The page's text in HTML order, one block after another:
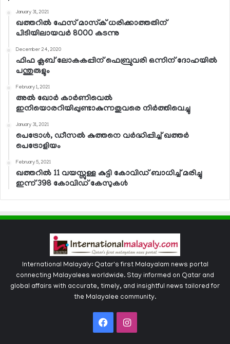
January 31, 2021
ഖത്തറില്‍ ഫേസ് മാസ്‌ക് ധരിക്കാത്തതിന്
പിടിയിലായവര്‍ 8000 കടന്നു
December 24, 2020
ഫിഫ ക്ലബ് ലോകകപ്പിന് ഫെബ്രുവരി ഒന്നിന് ദോഹയില്‍
പന്തുരുളും
February 1, 2021
അല്‍ ഖോര്‍ കാര്‍ണിവെല്‍
ഇനിയൊരറിയിപ്പുണ്ടാകുന്നതുവരെ നിര്‍ത്തിവെച്ചു
January 31, 2021
പെട്രോള്‍, ഡീസല്‍ കുത്തനെ വര്‍ദ്ധിപ്പിച്ച് ഖത്തര്‍
പെട്രോളിയം
February 5, 2021
ഖത്തറില്‍ 11 വയസ്സുള്ള കുട്ടി കോവിഡ് ബാധിച്ച് മരിച്ചു
ഇന്ന് 398 കോവിഡ് കേസുകള്‍
International Malayaly: Qatar's first Malayalam news portal
connecting Malayalees worldwide. Stay informed on Qatar and
global affairs with accurate, timely, and insightful news tailored for
the Malayalee community.
FacebookInstagram